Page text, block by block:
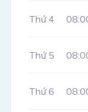
Thứ 4
Thứ 5
Thứ 6